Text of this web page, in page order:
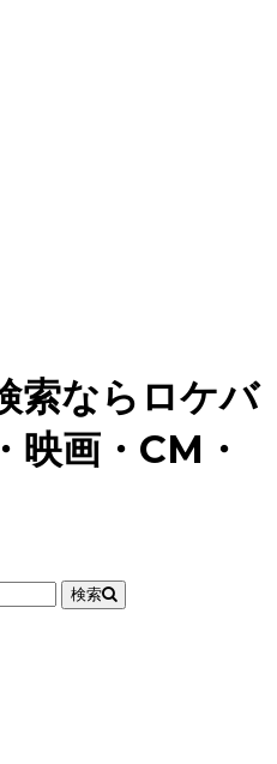
索ならロケバ
映画・CM・
検索